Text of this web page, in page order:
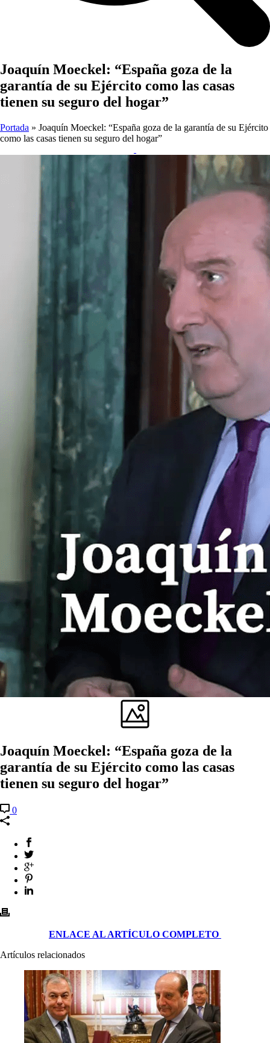
Joaquín Moeckel: “España goza de la
garantía de su Ejército como las casas
tienen su seguro del hogar”
Portada » Joaquín Moeckel: “España goza de la garantía de su Ejército
como las casas tienen su seguro del hogar”
Joaquín Moeckel: “España goza de la
garantía de su Ejército como las casas
tienen su seguro del hogar”
0
ENLACE AL ARTÍCULO COMPLETO
Artículos relacionados